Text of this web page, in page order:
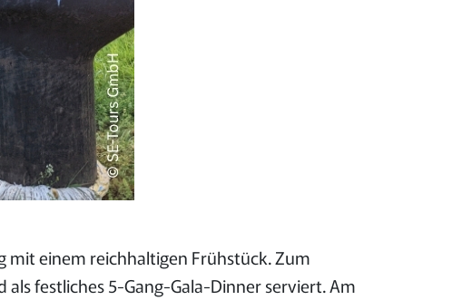
mit einem reichhaltigen Frühstück. Zum
festliches 5-Gang-Gala-Dinner serviert. Am